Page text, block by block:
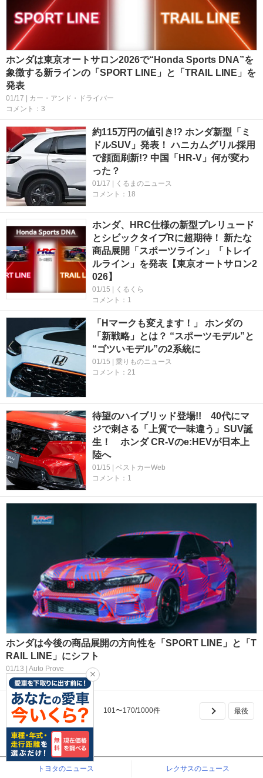
ホンダは東京オートサロン2026で“Honda Sports DNA”を
象徴する新ラインの「SPORT LINE」と「TRAIL LINE」を
発表
01/17 | カー・アンド・ドライバー
コメント：3
約115万円の値引き!? ホンダ新型「ミ
ドルSUV」発表！ ハニカムグリル採用
で顔面刷新!? 中国「HR-V」何が変わ
った？
01/17 | くるまのニュース
コメント：18
ホンダ、HRC仕様の新型プレリュード
とシビックタイプRに超期待！ 新たな
商品展開「スポーツライン」「トレイ
ルライン」を発表【東京オートサロン2
026】
01/15 | くるくら
コメント：1
「Hマークも変えます！」 ホンダの
「新戦略」とは？ “スポーツモデル”と
“ゴツいモデル”の2系統に
01/15 | 乗りものニュース
コメント：21
待望のハイブリッド登場!! 40代にマ
ジで刺さる「上質で一味違う」SUV誕
生！ ホンダ CR-Vのe:HEVが日本上
陸へ
01/15 | ベストカーWeb
コメント：1
ホンダは今後の商品展開の方向性を「SPORT LINE」と「T
RAIL LINE」にシフト
01/13 | Auto Prove
コメント：7
101〜170/1000件
自動車ニュース
トヨタのニュース レクサスのニュース